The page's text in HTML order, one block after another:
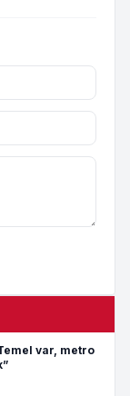
var, metro